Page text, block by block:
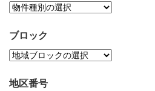
ブロック
地区番号